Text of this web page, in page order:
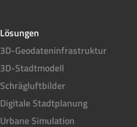
Lösungen
3D-Geodateninfrastruktur
3D-Stadtmodell
Schrägluftbilder
Digitale Stadtplanung
Urbane Simulation